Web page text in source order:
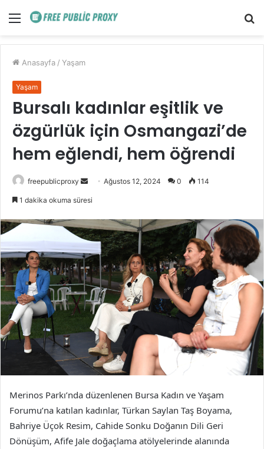
Menü
Anasayfa / Yaşam
Yaşam
Bursalı kadınlar eşitlik ve
özgürlük için Osmangazi’de
hem eğlendi, hem öğrendi
freepublicproxy
Bir
göndermek
Ağustos 12, 2024 0 114
1 dakika okuma süresi
Merinos Parkı’nda düzenlenen Bursa Kadın ve Yaşam
Forumu’na katılan kadınlar, Türkan Saylan Taş Boyama,
Bahriye Üçok Resim, Cahide Sonku Doğanın Dili Geri
Dönüşüm, Afife Jale doğaçlama atölyelerinde alanında